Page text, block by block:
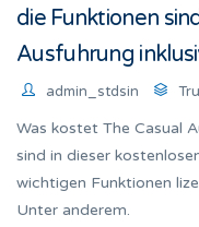
die Funktionen
Ausfuhrung
admin_stdsin
Was kostet The Casual
sind in dieser
wichtigen Funktionen
Unter anderem.